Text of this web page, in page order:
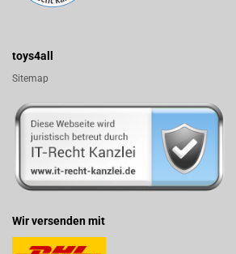
toys4all
Sitemap
Wir versenden mit